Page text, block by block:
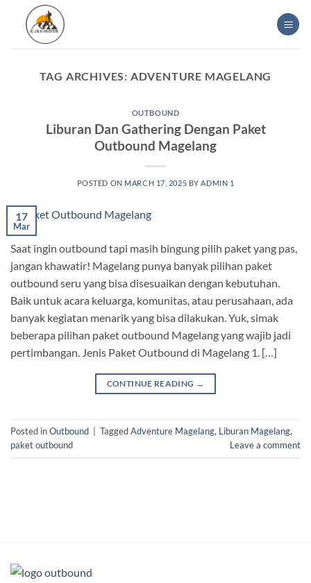
content
TAG ARCHIVES: ADVENTURE MAGELANG
OUTBOUND
Liburan Dan Gathering Dengan Paket
Outbound Magelang
POSTED ON MARCH 17, 2025 BY ADMIN 1
17
Mar
Saat ingin outbound tapi masih bingung pilih paket yang pas,
jangan khawatir! Magelang punya banyak pilihan paket
outbound seru yang bisa disesuaikan dengan kebutuhan.
Baik untuk acara keluarga, komunitas, atau perusahaan, ada
banyak kegiatan menarik yang bisa dilakukan. Yuk, simak
beberapa pilihan paket outbound Magelang yang wajib jadi
pertimbangan. Jenis Paket Outbound di Magelang 1. […]
CONTINUE READING →
Posted inOutbound TaggedAdventure Magelang, Liburan Magelang,
paket outbound
Leave a comment